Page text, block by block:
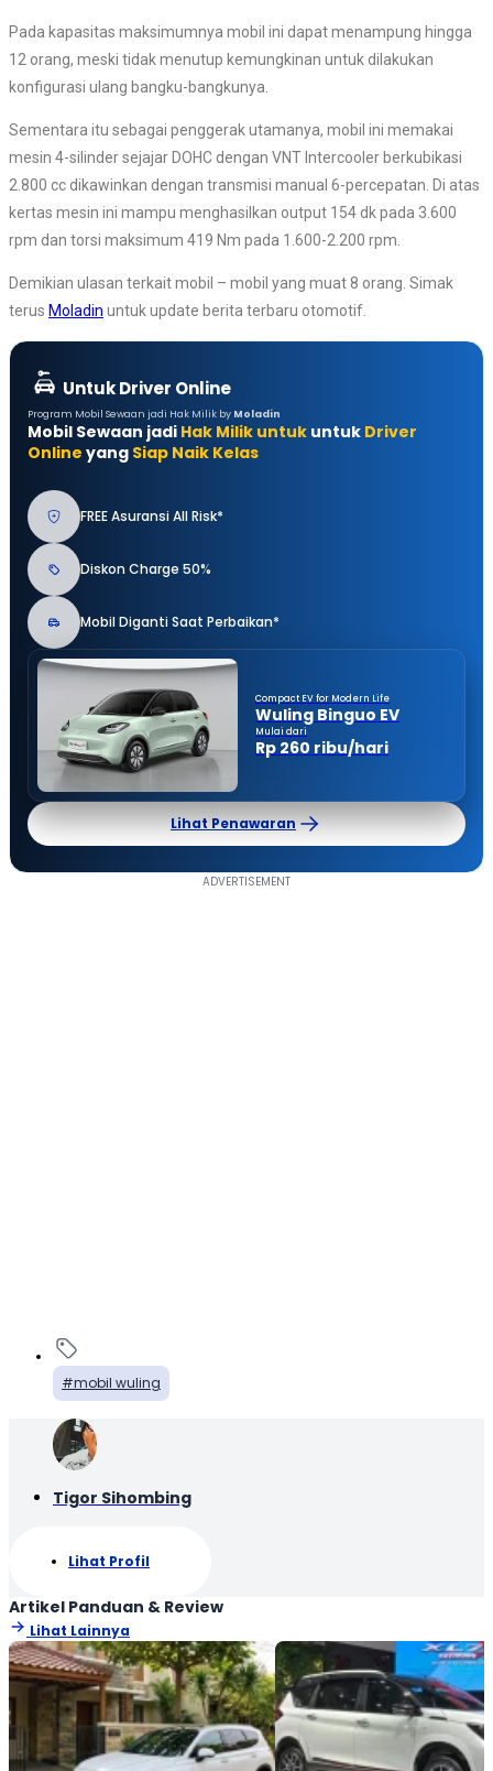
Pada kapasitas maksimumnya mobil ini dapat menampung hingga
12 orang, meski tidak menutup kemungkinan untuk dilakukan
konfigurasi ulang bangku-bangkunya.
Sementara itu sebagai penggerak utamanya, mobil ini memakai
mesin 4-silinder sejajar DOHC dengan VNT Intercooler berkubikasi
2.800 cc dikawinkan dengan transmisi manual 6-percepatan. Di atas
kertas mesin ini mampu menghasilkan output 154 dk pada 3.600
rpm dan torsi maksimum 419 Nm pada 1.600-2.200 rpm.
Demikian ulasan terkait mobil – mobil yang muat 8 orang. Simak
terus Moladin untuk update berita terbaru otomotif.
Untuk Driver Online
Program Mobil Sewaan jadi Hak Milik by Moladin
Mobil Sewaan jadi Hak Milik untuk untuk Driver
Online yang Siap Naik Kelas
FREE Asuransi All Risk*
Diskon Charge 50%
Mobil Diganti Saat Perbaikan*
Compact EV for Modern Life
Wuling Binguo EV
Mulai dari
Rp 260 ribu/hari
Lihat Penawaran
mobil wuling
Tigor Sihombing
Lihat Profil
Artikel Panduan & Review
Lihat Lainnya